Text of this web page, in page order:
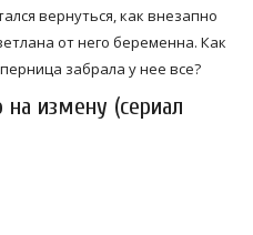
вернуться, как внезапно
от него беременна. Как
забрала у нее все?
измену (сериал